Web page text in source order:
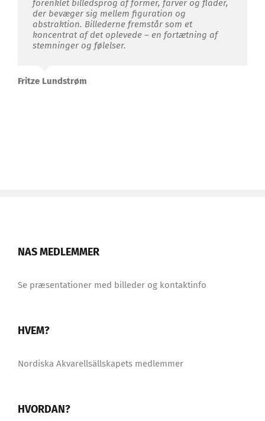
forenklet billedsprog af former, farver og flader,
der bevæger sig mellem figuration og
abstraktion. Billederne fremstår som et
koncentrat af det oplevede – en fortætning af
stemninger og følelser.
Fritze Lundstrøm
NAS MEDLEMMER
Se præsentationer med billeder og kontaktinfo
HVEM?
Nordiska Akvarellsällskapets medlemmer
HVORDAN?